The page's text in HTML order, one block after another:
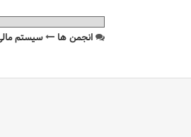
انجمن ها سیستم